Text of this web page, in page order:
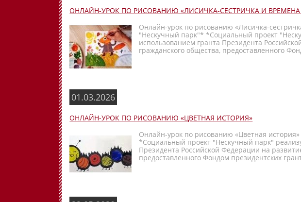
ОНЛАЙН-УРОК ПО РИСОВАНИЮ «ЛИСИЧКА-СЕСТРИЧКА И ВРЕМЕНА
Онлайн-урок по рисованию «Лисичка-
"Нескучный парк"* *Социальный проект
использованием гранта Президента
гражданского общества, предоставленного
01.03.2026
ОНЛАЙН-УРОК ПО РИСОВАНИЮ «ЦВЕТНАЯ ИСТОРИЯ»
Онлайн-урок по рисованию «Цветная
*Социальный проект "Нескучный парк"
Президента Российской Федерации на
предоставленного Фондом президентских